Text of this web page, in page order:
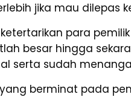
jika mau
ketertarikan para
besar hingga
serta sudah
berminat pada